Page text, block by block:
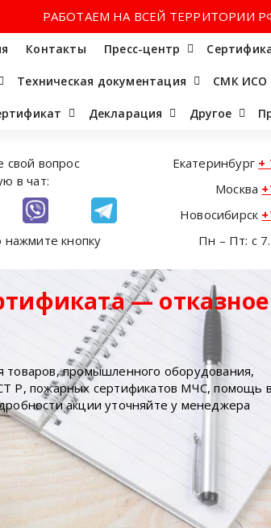
РАБОТАЕМ НА ВСЕЙ ТЕРРИТОРИИ
Контакты Пресс-центр
Техническая документация СМК ИСО
Декларация Другое
свой вопрос
в чат:
нажмите кнопку
Екатеринбург +
Москва
Новосибирск
Пн – Пт: с
— отказное
товаров, промышленного оборудования,
Р, пожарных сертификатов МЧС, помощь в
акции уточняйте у менеджера